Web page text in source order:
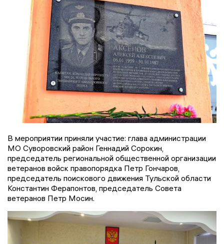
В мероприятии приняли участие: глава администрации
МО Суворовский район Геннадий Сорокин,
председатель региональной общественной организации
ветеранов войск правопорядка Петр Гончаров,
председатель поискового движения Тульской области
Константин Ферапонтов, председатель Совета
ветеранов Петр Мосин.